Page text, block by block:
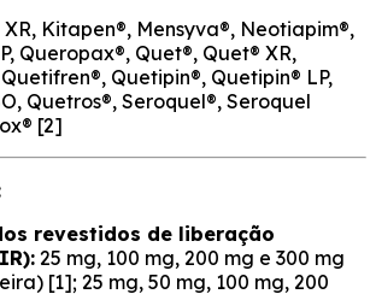
Kitapen®, Mensyva®, Neotiapim®,
Queropax®, Quet®, Quet® XR,
Quetipin®, Quetipin® LP,
Quetros®, Seroquel®, Seroquel
[2]
revestidos de liberação
25 mg, 100 mg, 200 mg e 300 mg
[1]; 25 mg, 50 mg, 100 mg, 200